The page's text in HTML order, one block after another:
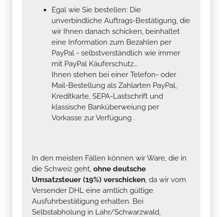
Egal wie Sie bestellen: Die
unverbindliche Auftrags-Bestätigung, die
wir Ihnen danach schicken, beinhaltet
eine Information zum Bezahlen per
PayPal - selbstverständlich wie immer
mit PayPal Käuferschutz...
Ihnen stehen bei einer Telefon- oder
Mail-Bestellung als Zahlarten PayPal,
Kreditkarte, SEPA-Lastschrift und
klassische Banküberweiung per
Vorkasse zur Verfügung .
In den meisten Fällen können wir Ware, die in
die Schweiz geht, ohne deutsche
Umsatzsteuer (19%) verschicken, da wir vom
Versender DHL eine amtlich gültige
Ausfuhrbestätigung erhalten. Bei
Selbstabholung in Lahr/Schwarzwald,